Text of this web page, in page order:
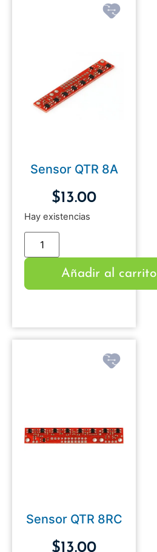
Sensor QTR 8A
$13.00
Hay existencias
Añadir al carrito
Sensor QTR 8RC
$13.00